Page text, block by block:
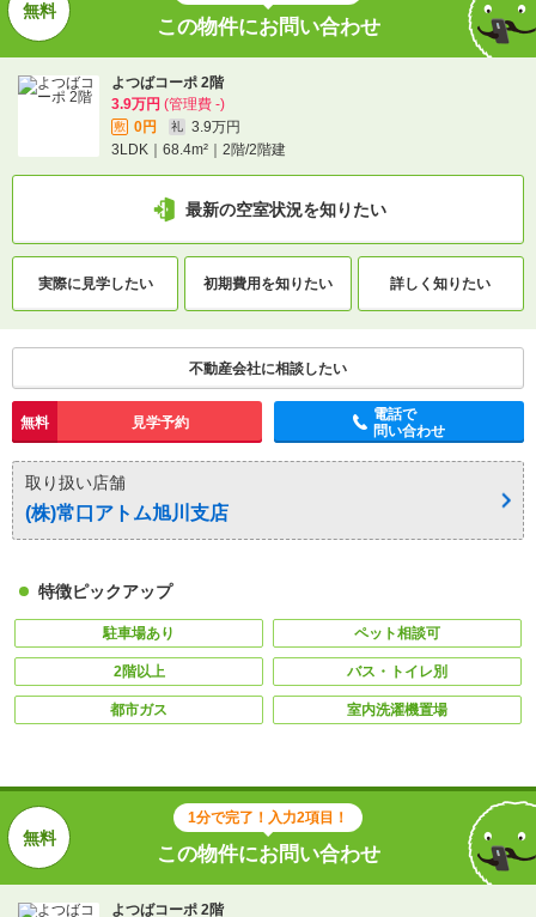
この物件にお問い合わせ
よつばコーポ 2階
3.9万円 (管理費 -)
敷 0円 礼
3.9万円
3LDK｜68.4m²｜2階/2階建
最新の空室状況を知りたい
実際に見学したい 初期費用を知りたい 詳しく知りたい
不動産会社に相談したい
無料 見学予約
電話で
問い合わせ
取り扱い店舗
(株)常口アトム旭川支店
特徴ピックアップ
駐車場あり ペット相談可
2階以上 バス・トイレ別
都市ガス 室内洗濯機置場
1分で完了！入力2項目！
この物件にお問い合わせ
よつばコーポ 2階